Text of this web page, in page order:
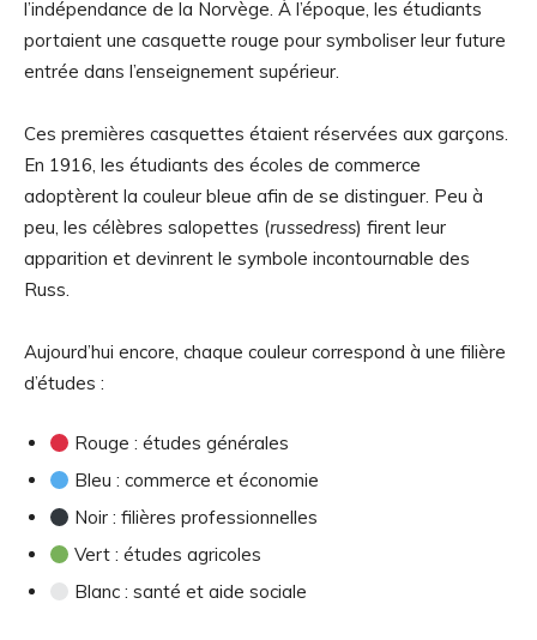
l’indépendance de la Norvège. À l’époque, les étudiants
portaient une casquette rouge pour symboliser leur future
entrée dans l’enseignement supérieur.
Ces premières casquettes étaient réservées aux garçons.
En 1916, les étudiants des écoles de commerce
adoptèrent la couleur bleue afin de se distinguer. Peu à
peu, les célèbres salopettes (russedress) firent leur
apparition et devinrent le symbole incontournable des
Russ.
Aujourd’hui encore, chaque couleur correspond à une filière
d’études :
Rouge : études générales
Bleu : commerce et économie
Noir : filières professionnelles
Vert : études agricoles
Blanc : santé et aide sociale